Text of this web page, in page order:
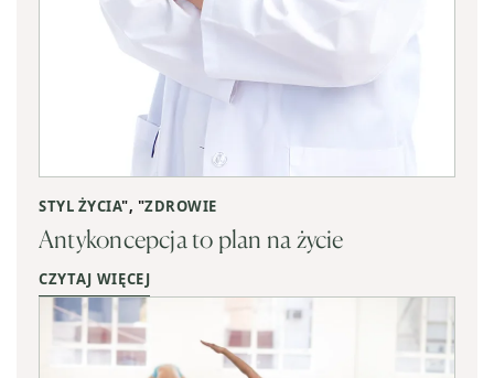
STYL ŻYCIA", "ZDROWIE
Antykoncepcja to plan na życie
CZYTAJ WIĘCEJ